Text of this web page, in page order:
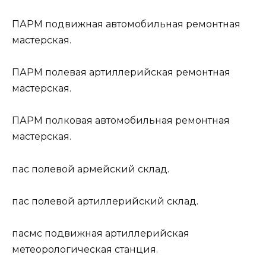
ПАРМ подвижная автомобильная ремонтная
мастерская.
ПАРМ полевая артиллерийская ремонтная
мастерская.
ПАРМ полковая автомобильная ремонтная
мастерская.
пас полевой армейский склад.
пас полевой артиллерийский склад.
пасмс подвижная артиллерийская
метеорологическая станция.